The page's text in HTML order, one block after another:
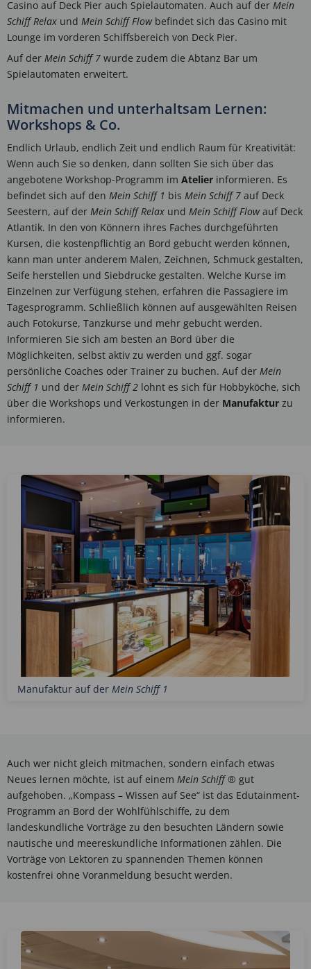
Casino auf Deck Pier auch Spielautomaten. Auch auf der Mein
Schiff Relax und Mein Schiff Flowbefindet sich das Casino mit
Lounge im vorderen Schiffsbereich von Deck Pier.
Auf der Mein Schiff 7 wurde zudem die Abtanz Bar um
Spielautomaten erweitert.
Mitmachen und unterhaltsam Lernen:
Workshops & Co.
Endlich Urlaub, endlich Zeit und endlich Raum für Kreativität:
Wenn auch Sie so denken, dann sollten Sie sich über das
angebotene Workshop-Programm im Atelier informieren. Es
befindet sich auf den Mein Schiff 1 bis Mein Schiff 7 auf Deck
Seestern, auf der Mein Schiff Relax und Mein Schiff Flowauf Deck
Atlantik. In den von Könnern ihres Faches durchgeführten
Kursen, die kostenpflichtig an Bord gebucht werden können,
kann man unter anderem Malen, Zeichnen, Schmuck gestalten,
Seife herstellen und Siebdrucke gestalten. Welche Kurse im
Einzelnen zur Verfügung stehen, erfahren die Passagiere im
Tagesprogramm. Schließlich können auf ausgewählten Reisen
auch Fotokurse, Tanzkurse und mehr gebucht werden.
Informieren Sie sich am besten an Bord über die
Möglichkeiten, selbst aktiv zu werden und ggf. sogar
persönliche Coaches oder Trainer zu buchen. Auf der Mein
Schiff 1 und der Mein Schiff 2 lohnt es sich für Hobbyköche, sich
über die Workshops und Verkostungen in der Manufaktur zu
informieren.
Manufaktur auf der Mein Schiff 1
Auch wer nicht gleich mitmachen, sondern einfach etwas
Neues lernen möchte, ist auf einem Mein Schiff® gut
aufgehoben. „Kompass – Wissen auf See“ ist das Edutainment-
Programm an Bord der Wohlfühlschiffe, zu dem
landeskundliche Vorträge zu den besuchten Ländern sowie
nautische und meereskundliche Informationen zählen. Die
Vorträge von Lektoren zu spannenden Themen können
kostenfrei ohne Voranmeldung besucht werden.